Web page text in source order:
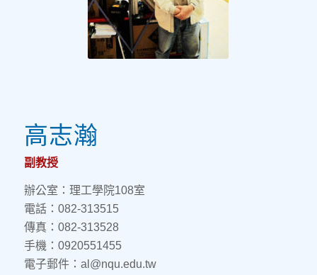
高志瀚
副教授
辦公室：理工學院108室
電話：082-313515
傳真：082-313528
手機：0920551455
電子郵件：al@nqu.edu.tw